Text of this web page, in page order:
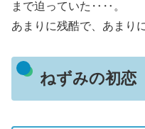
まで迫っていた‥‥。
あまりに残酷で、あまり
ねずみの初